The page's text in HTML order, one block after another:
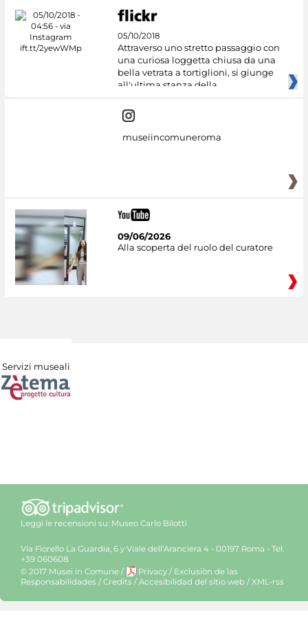
05/10/2018
Attraverso uno stretto passaggio con
una curiosa loggetta chiusa da una
bella vetrata a tortiglioni, si giunge
all'ultima stanza della
museiincomuneroma
09/06/2026
Alla scoperta del ruolo del curatore
Servizi museali
Leggi le recensioni su: Museo Carlo Bilotti
Via Fiorello La Guardia, 6 y Viale dell’Aranciera 4 - 00197 Roma - Tel.
+39 060608
© 2017 Musei in Comune / Privacy / Exclusiòn de las
Responsabilidades / Credits / Accesibilidad del sitio web / XML-rss